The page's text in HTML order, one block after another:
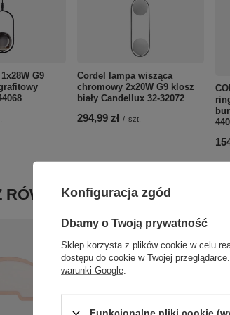
G9
Cordel lampa wisząca
chromowy 2x20W G9 klosz
biały Candellux 32-32072
294,99 zł / szt.
RÓWNIEŻKonfiguracja zgód
Dbamy o Twoją prywatność
Sklep korzysta z plików cookie w celu
dostępu do cookie w Twojej
warunki Google
Funkcjonalne pliki cookie